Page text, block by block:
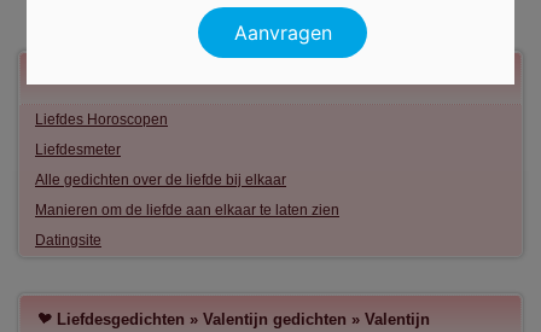
Liefdes Horoscopen
Liefdesmeter
Alle gedichten over de liefde bij elkaar
Manieren om de liefde aan elkaar te laten zien
Datingsite
Liefdesgedichten » Valentijn gedichten » Valentijn